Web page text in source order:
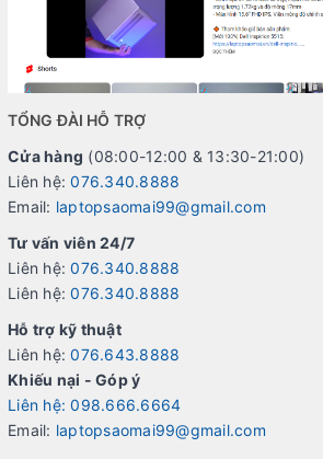
TỔNG ĐÀI HỖ TRỢ
Cửa hàng (08:00-12:00 & 13:30-21:00)
Liên hệ:076.340.8888
Email: laptopsaomai99@gmail.com
Tư vấn viên 24/7
Liên hệ:076.340.8888
Liên hệ:076.340.8888
Hỗ trợ kỹ thuật
Liên hệ:076.643.8888
Khiếu nại - Góp ý
Liên hệ: 098.666.6664
Email: laptopsaomai99@gmail.com